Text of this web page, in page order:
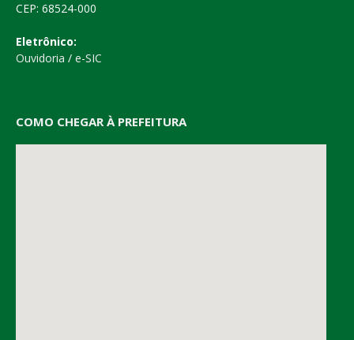
CEP: 68524-000
Eletrônico:
Ouvidoria / e-SIC
COMO CHEGAR À PREFEITURA